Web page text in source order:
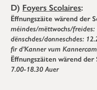
D) Foyers Scolaires:
Ëffnungszäite wärend der
méindes/mëttwochs/
dënschdes/donneschdes:
fir d’Kanner vum
Ëffnungszäiten wärend
7.00-18.30 Auer